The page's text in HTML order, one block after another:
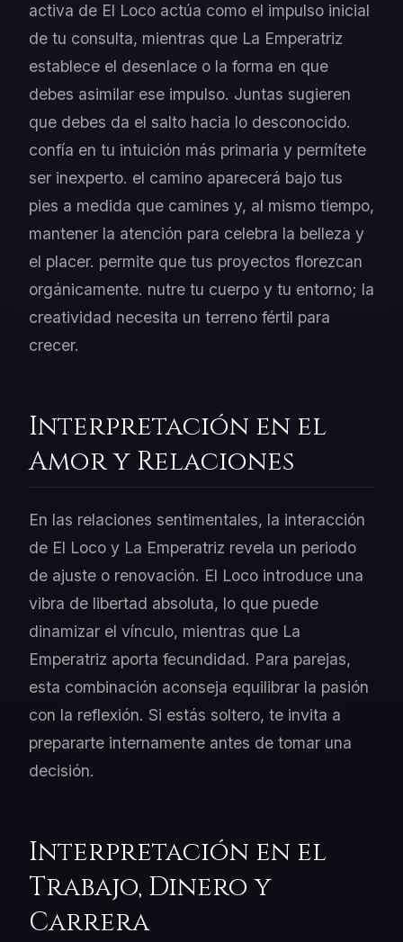
activa de El Loco actúa como el impulso inicial
de tu consulta, mientras que La Emperatriz
establece el desenlace o la forma en que
debes asimilar ese impulso. Juntas sugieren
que debes da el salto hacia lo desconocido.
confía en tu intuición más primaria y permítete
ser inexperto. el camino aparecerá bajo tus
pies a medida que camines y, al mismo tiempo,
mantener la atención para celebra la belleza y
el placer. permite que tus proyectos florezcan
orgánicamente. nutre tu cuerpo y tu entorno; la
creatividad necesita un terreno fértil para
crecer.
Interpretación en el
Amor y Relaciones
En las relaciones sentimentales, la interacción
de El Loco y La Emperatriz revela un periodo
de ajuste o renovación. El Loco introduce una
vibra de libertad absoluta, lo que puede
dinamizar el vínculo, mientras que La
Emperatriz aporta fecundidad. Para parejas,
esta combinación aconseja equilibrar la pasión
con la reflexión. Si estás soltero, te invita a
prepararte internamente antes de tomar una
decisión.
Interpretación en el
Trabajo, Dinero y
Carrera